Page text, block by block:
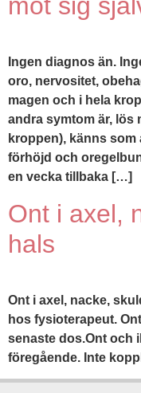
Ingen diagnos än.
oro, nervositet,
magen och i hela
andra symtom är, lös
kroppen), känns
förhöjd och
en vecka tillbaka […]
Ont i axel,
hals
Ont i axel, nacke,
hos fysioterapeut.
senaste dos.Ont och
föregående. Inte